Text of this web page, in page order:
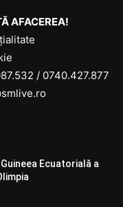
AFACEREA!
/ 0740.427.877
Ecuatorială a